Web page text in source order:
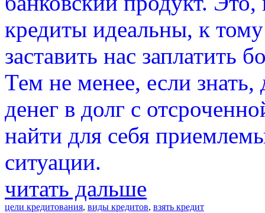
кредиты идеальны, к
заставить нас заплатить
Тем не менее, если
денег в долг с
найти для себя
ситуации.
читать дальше
цели кредитования, виды кредитов, взять кредит